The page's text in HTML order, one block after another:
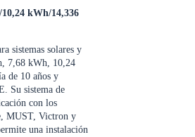
kWh/14,336
sistemas solares y
7,68 kWh, 10,24
de 10 años y
Su sistema de
con los
MUST, Victron y
una instalación